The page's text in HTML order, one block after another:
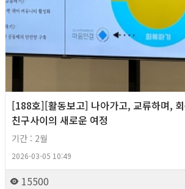
[188호][활동보고] 나아가고, 교류하며,
친구사이의 새로운 여정
기간 : 2월
2026-03-05 10:49
15500